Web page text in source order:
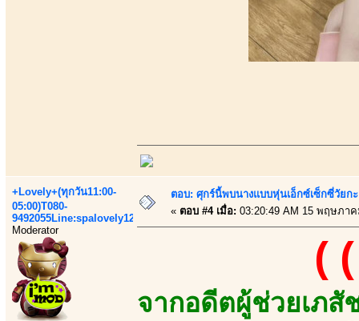
+Lovely+(ทุกวัน11:00-
05:00)T080-
9492055Line:spalovely123
Moderator
ตอบ: ศุกร์นี้พบนางแบบหุ่นเอ็กซ์เซ็กซี่วัย
« ตอบ #4 เมื่อ: 03:20:49 AM 15 พฤษภา
จากอดีตผู้ช่วยเภ